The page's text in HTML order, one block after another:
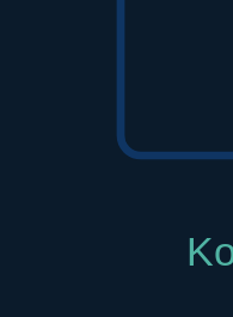
기에 들어섭니다. 산본
수유에 필수적인 영양을